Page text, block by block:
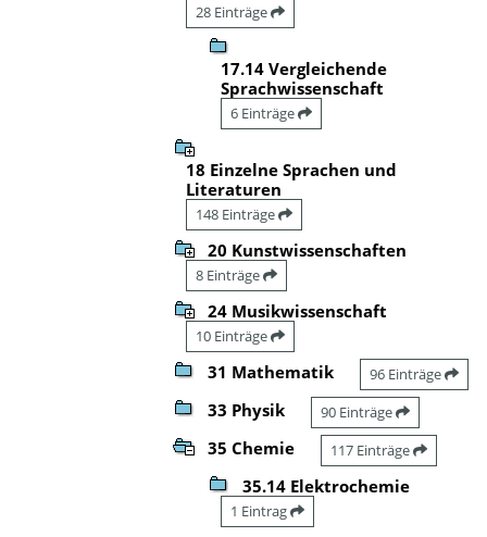
28 Einträge
17.14 Vergleichende
Sprachwissenschaft
6 Einträge
18 Einzelne Sprachen und
Literaturen
148 Einträge
20 Kunstwissenschaften
8 Einträge
24 Musikwissenschaft
10 Einträge
31 Mathematik 96 Einträge
33 Physik 90 Einträge
35 Chemie 117 Einträge
35.14 Elektrochemie
1 Eintrag